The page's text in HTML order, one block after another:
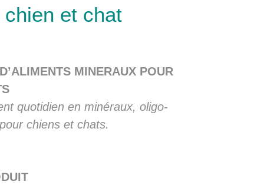
et chat
MINERAUX POUR
quotidien en minéraux, oligo-
chiens et chats.